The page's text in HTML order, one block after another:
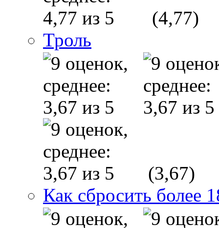
(4,77)
Троль
(3,67)
Как сбросить более